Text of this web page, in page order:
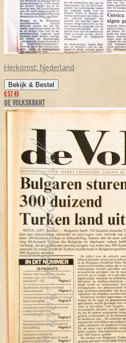
Herkomst: Nederland
Bekijk & Bestel
€ 57,45
DE VOLKSKRANT